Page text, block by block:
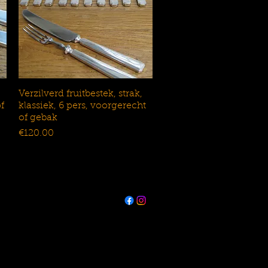
Snel overzicht
Verzilverd fruitbestek, strak,
klassiek, 6 pers, voorgerecht
of gebak
Prijs
€120.00